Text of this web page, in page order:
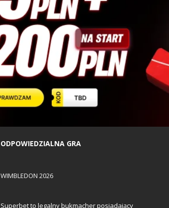
ODPOWIEDZIALNA GRA
WIMBLEDON 2026
Superbet to legalny bukmacher posiadający